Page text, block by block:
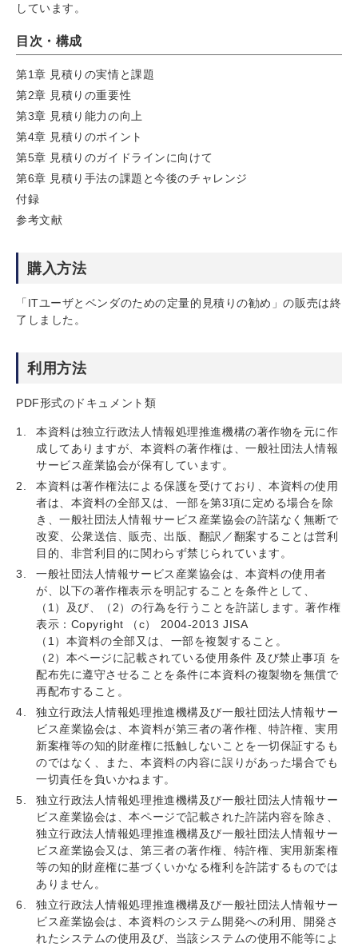
しています。
目次・構成
第1章 見積りの実情と課題
第2章 見積りの重要性
第3章 見積り能力の向上
第4章 見積りのポイント
第5章 見積りのガイドラインに向けて
第6章 見積り手法の課題と今後のチャレンジ
付録
参考文献
購入方法
「ITユーザとベンダのための定量的見積りの勧め」の販売は終
了しました。
利用方法
PDF形式のドキュメント類
本資料は独立行政法人情報処理推進機構の著作物を元に作
成してありますが、本資料の著作権は、一般社団法人情報
サービス産業協会が保有しています。
本資料は著作権法による保護を受けており、本資料の使用
者は、本資料の全部又は、一部を第3項に定める場合を除
き、一般社団法人情報サービス産業協会の許諾なく無断で
改変、公衆送信、販売、出版、翻訳／翻案することは営利
目的、非営利目的に関わらず禁じられています。
一般社団法人情報サービス産業協会は、本資料の使用者
が、以下の著作権表示を明記することを条件として、
（1）及び、（2）の行為を行うことを許諾します。著作権
表示：Copyright （c） 2004-2013 JISA
（1）本資料の全部又は、一部を複製すること。
（2）本ページに記載されている使用条件 及び禁止事項 を
配布先に遵守させることを条件に本資料の複製物を無償で
再配布すること。
独立行政法人情報処理推進機構及び一般社団法人情報サー
ビス産業協会は、本資料が第三者の著作権、特許権、実用
新案権等の知的財産権に抵触しないことを一切保証するも
のではなく、また、本資料の内容に誤りがあった場合でも
一切責任を負いかねます。
独立行政法人情報処理推進機構及び一般社団法人情報サー
ビス産業協会は、本ページで記載された許諾内容を除き、
独立行政法人情報処理推進機構及び一般社団法人情報サー
ビス産業協会又は、第三者の著作権、特許権、実用新案権
等の知的財産権に基づくいかなる権利を許諾するものでは
ありません。
独立行政法人情報処理推進機構及び一般社団法人情報サー
ビス産業協会は、本資料のシステム開発への利用、開発さ
れたシステムの使用及び、当該システムの使用不能等によ